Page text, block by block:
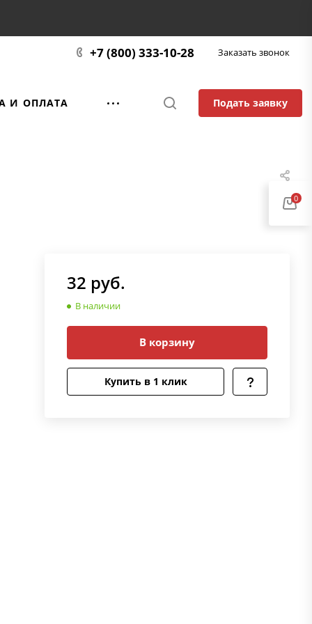
+7 (800) 333-10-28 Заказать звонок
И ОПЛАТА Подать заявку
32 руб.
В наличии
В корзину
Купить в 1 клик
0